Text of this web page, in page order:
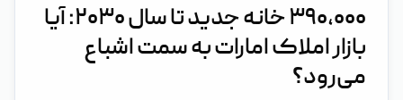
۳۹۰,۰۰۰ خانه جدید تا سال ۲۰۳۰: آیا
بازار املاک امارات به سمت اشباع
می‌رود؟